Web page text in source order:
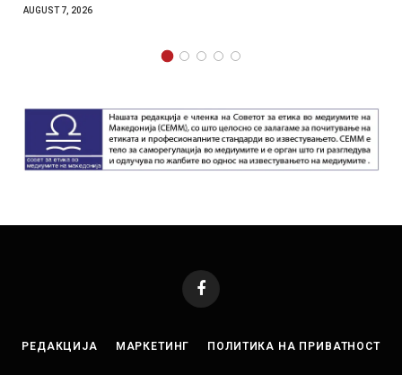
Facebook
РЕДАКЦИЈА МАРКЕТИНГ ПОЛИТИКА НА ПРИВАТНОСТ